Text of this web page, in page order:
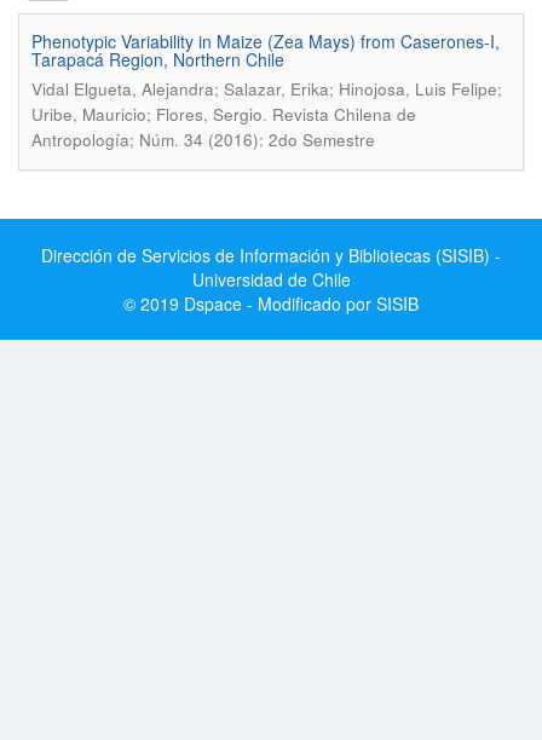
Phenotypic Variability in Maize (Zea Mays) from Caserones-I,
Tarapacá Region, Northern Chile
Vidal Elgueta, Alejandra; Salazar, Erika; Hinojosa, Luis Felipe;
Uribe, Mauricio; Flores, Sergio. Revista Chilena de
Antropología; Núm. 34 (2016): 2do Semestre
Dirección de Servicios de Información y Bibliotecas (SISIB) -
Universidad de Chile
© 2019 Dspace - Modificado por SISIB